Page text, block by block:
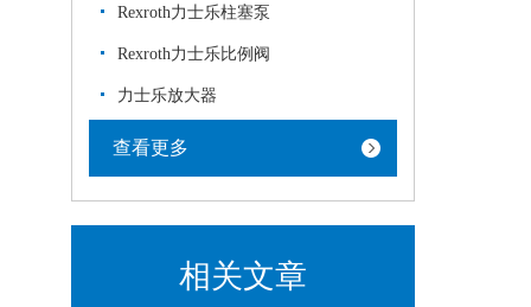
Rexroth力士乐柱塞泵
Rexroth力士乐比例阀
力士乐放大器
查看更多
相关文章